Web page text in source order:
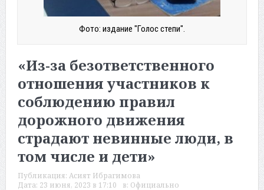
Фото: издание "Голос степи".
«Из-за безответственного
отношения участников к
соблюдению правил
дорожного движения
страдают невинные люди, в
том числе и дети»
Публикация: Асият Ибрагимова
Дата: 23 июня, 2023 в 17:10 в: Официально